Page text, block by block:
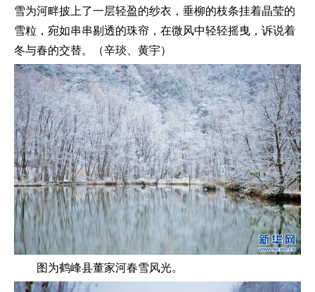
雪为河畔披上了一层轻盈的纱衣，垂柳的枝条挂着晶莹的
雪粒，宛如串串剔透的珠帘，在微风中轻轻摇曳，诉说着
冬与春的交替。（辛琰、黄宇）
图为鹤峰县董家河春雪风光。